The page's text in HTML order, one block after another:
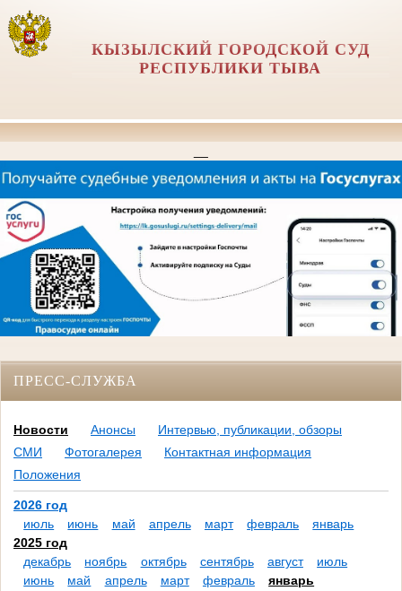
КЫЗЫЛСКИЙ ГОРОДСКОЙ СУД
РЕСПУБЛИКИ ТЫВА
ПРЕСС-СЛУЖБА
Новости Анонсы
Интервью, публикации, обзоры
СМИ
Фотогалерея
Контактная информация
Положения
2026 год
июль
июнь май апрель март февраль
январь
2025 год
декабрь
ноябрь октябрь сентябрь август
июль
июнь
май апрель март февраль
январь